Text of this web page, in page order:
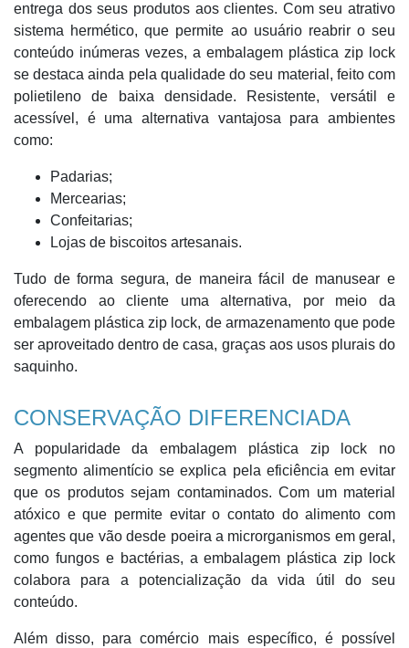
entrega dos seus produtos aos clientes. Com seu atrativo
sistema hermético, que permite ao usuário reabrir o seu
conteúdo inúmeras vezes, a embalagem plástica zip lock
se destaca ainda pela qualidade do seu material, feito com
polietileno de baixa densidade. Resistente, versátil e
acessível, é uma alternativa vantajosa para ambientes
como:
Padarias;
Mercearias;
Confeitarias;
Lojas de biscoitos artesanais.
Tudo de forma segura, de maneira fácil de manusear e
oferecendo ao cliente uma alternativa, por meio da
embalagem plástica zip lock, de armazenamento que pode
ser aproveitado dentro de casa, graças aos usos plurais do
saquinho.
CONSERVAÇÃO DIFERENCIADA
A popularidade da embalagem plástica zip lock no
segmento alimentício se explica pela eficiência em evitar
que os produtos sejam contaminados. Com um material
atóxico e que permite evitar o contato do alimento com
agentes que vão desde poeira a microrganismos em geral,
como fungos e bactérias, a embalagem plástica zip lock
colabora para a potencialização da vida útil do seu
conteúdo.
Além disso, para comércio mais específico, é possível